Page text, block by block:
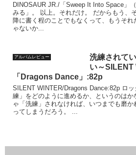
DINOSAUR JR./「Sweep It Into Space」
みる」。 以上。それだけ。 だからもう、
降に書く程のことでもなくって、もうそれ
ゃないか...
アルバムレビュー
洗練されて
い～SILENT
「Dragons Dance」:82p
SILENT WINTER/Dragons Dance:82p ロ
練」をどのように進めるか、というのはか
ゃ「洗練」されなければ、いつまでも磨
ってしまうだろう。 ...